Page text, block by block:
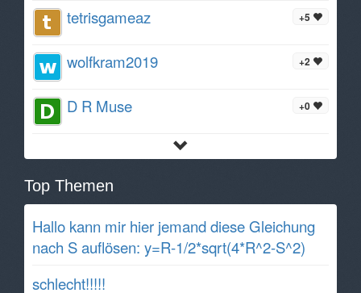
+5
tetrisgameaz
+2
wolfkram2019
+0
D R Muse
Top Themen
Hallo kann mir hier jemand diese Gleichung
nach S auflösen: y=R-1/2*sqrt(4*R^2-S^2)
schlecht!!!!!